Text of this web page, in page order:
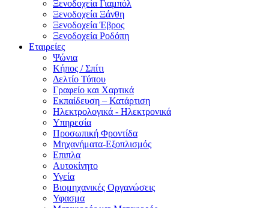
Ξενοδοχεία Γιαμπόλ
Ξενοδοχεία Ξάνθη
Ξενοδοχεία Έβρος
Ξενοδοχεία Ροδόπη
Εταιρείες
Ψώνια
Κήπος / Σπίτι
Δελτίο Τύπου
Γραφείο και Χαρτικά
Εκπαίδευση – Κατάρτιση
Ηλεκτρολογικά - Ηλεκτρονικά
Υπηρεσία
Προσωπική Φροντίδα
Μηχανήματα-Εξοπλισμός
Επιπλα
Αυτοκίνητο
Υγεία
Βιομηχανικές Οργανώσεις
Υφασμα